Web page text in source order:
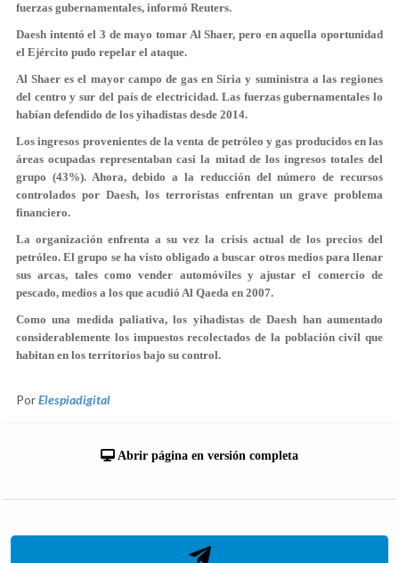
fuerzas gubernamentales, informó Reuters.
Daesh intentó el 3 de mayo tomar Al Shaer, pero en aquella oportunidad
el Ejército pudo repelar el ataque.
Al Shaer es el mayor campo de gas en Siria y suministra a las regiones
del centro y sur del país de electricidad. Las fuerzas gubernamentales lo
habían defendido de los yihadistas desde 2014.
Los ingresos provenientes de la venta de petróleo y gas producidos en las
áreas ocupadas representaban casi la mitad de los ingresos totales del
grupo (43%). Ahora, debido a la reducción del número de recursos
controlados por Daesh, los terroristas enfrentan un grave problema
financiero.
La organización enfrenta a su vez la crisis actual de los precios del
petróleo. El grupo se ha visto obligado a buscar otros medios para llenar
sus arcas, tales como vender automóviles y ajustar el comercio de
pescado, medios a los que acudió Al Qaeda en 2007.
Como una medida paliativa, los yihadistas de Daesh han aumentado
considerablemente los impuestos recolectados de la población civil que
habitan en los territorios bajo su control.
PorElespiadigital
Abrir página en versión completa